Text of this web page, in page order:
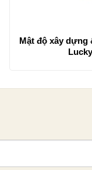
Mật độ xây dựng